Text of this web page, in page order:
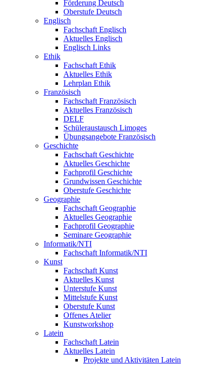
Förderung Deutsch
Oberstufe Deutsch
Englisch
Fachschaft Englisch
Aktuelles Englisch
Englisch Links
Ethik
Fachschaft Ethik
Aktuelles Ethik
Lehrplan Ethik
Französisch
Fachschaft Französisch
Aktuelles Französisch
DELF
Schüleraustausch Limoges
Übungsangebote Französisch
Geschichte
Fachschaft Geschichte
Aktuelles Geschichte
Fachprofil Geschichte
Grundwissen Geschichte
Oberstufe Geschichte
Geographie
Fachschaft Geographie
Aktuelles Geographie
Fachprofil Geographie
Seminare Geographie
Informatik/NTI
Fachschaft Informatik/NTI
Kunst
Fachschaft Kunst
Aktuelles Kunst
Unterstufe Kunst
Mittelstufe Kunst
Oberstufe Kunst
Offenes Atelier
Kunstworkshop
Latein
Fachschaft Latein
Aktuelles Latein
Projekte und Aktivitäten Latein